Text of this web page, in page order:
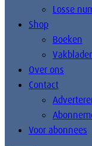
Losse
Shop
Boeken
Over ons
Contact
Voor abonnees